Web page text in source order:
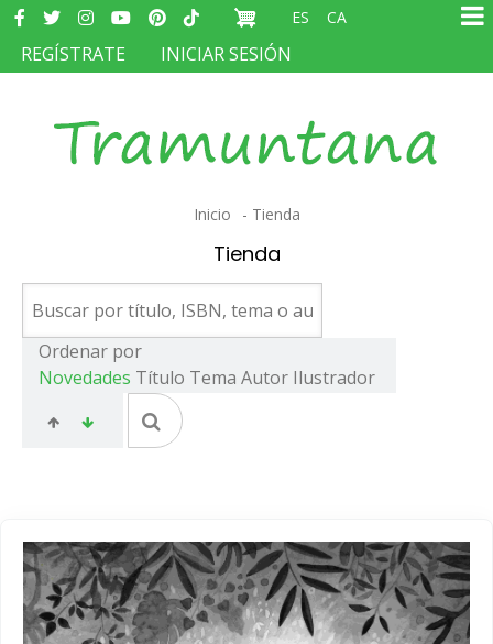
Pasar
contenido
Redes
sociales
ES CA
MENÚ
DEL
D'USUARI
REGÍSTRATE INICIAR SESIÓN
Sobrescribir
de
ayuda
a
la
navegación
Inicio Tienda
Tienda
Ordenar por
Novedades Título Tema Autor Ilustrador